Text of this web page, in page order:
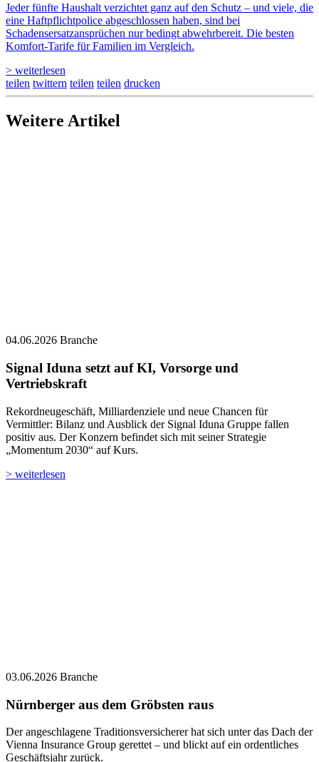
Jeder fünfte Haushalt verzichtet ganz auf den Schutz – und viele, die
eine Haftpflichtpolice abgeschlossen haben, sind bei
Schadensersatzansprüchen nur bedingt abwehrbereit. Die besten
Komfort-Tarife für Familien im Vergleich.
> weiterlesen
teilen twittern teilen teilen drucken
Weitere Artikel
04.06.2026 Branche
Signal Iduna setzt auf KI, Vorsorge und
Vertriebskraft
Rekordneugeschäft, Milliardenziele und neue Chancen für
Vermittler: Bilanz und Ausblick der Signal Iduna Gruppe fallen
positiv aus. Der Konzern befindet sich mit seiner Strategie
„Momentum 2030“ auf Kurs.
> weiterlesen
03.06.2026 Branche
Nürnberger aus dem Gröbsten raus
Der angeschlagene Traditionsversicherer hat sich unter das Dach der
Vienna Insurance Group gerettet – und blickt auf ein ordentliches
Geschäftsjahr zurück.